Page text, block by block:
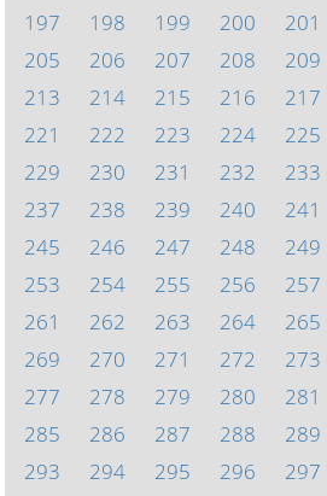
197
198 199 200 201
205
206 207 208 209
213
214 215 216 217
221
222 223 224 225
229
230 231 232 233
237
238 239 240 241
245
246 247 248 249
253
254 255 256 257
261
262 263 264 265
269
270 271 272 273
277
278 279 280 281
285
286 287 288 289
293
294 295 296 297